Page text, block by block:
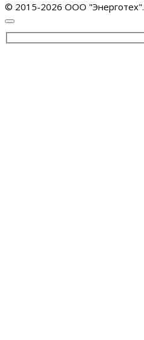
© 2015-2026 ООО "Энерготех".